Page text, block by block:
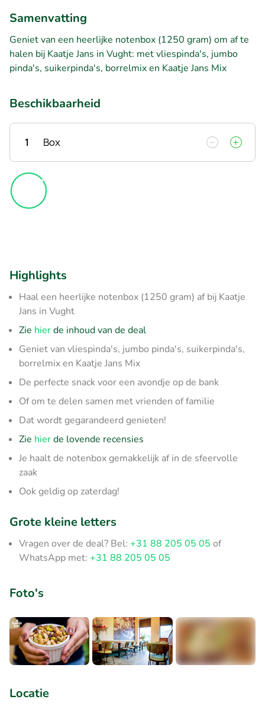
Samenvatting
Geniet van een heerlijke notenbox (1250 gram) om af te
halen bij Kaatje Jans in Vught: met vliespinda's, jumbo
pinda's, suikerpinda's, borrelmix en Kaatje Jans Mix
Beschikbaarheid
1 Box
Highlights
Haal een heerlijke notenbox (1250 gram) af bij Kaatje
Jans in Vught
Zie hierde inhoud van de deal
Geniet van vliespinda's, jumbo pinda's, suikerpinda's,
borrelmix en Kaatje Jans Mix
De perfecte snack voor een avondje op de bank
Of om te delen samen met vrienden of familie
Dat wordt gegarandeerd genieten!
Zie hierde lovende recensies
Je haalt de notenbox gemakkelijk af in de sfeervolle
zaak
Ook geldig op zaterdag!
Grote kleine letters
Vragen over de deal? Bel: +31 88 205 05 05 of
WhatsApp met: +31 88 205 05 05
Foto's
Locatie